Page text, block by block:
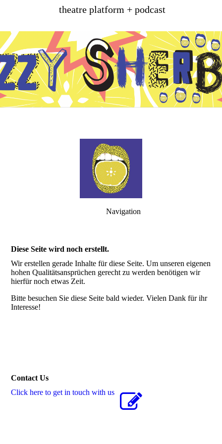
theatre platform + podcast
Navigation
Diese Seite wird noch erstellt.
Wir erstellen gerade Inhalte für diese Seite. Um unseren eigenen
hohen Qualitätsansprüchen gerecht zu werden benötigen wir
hierfür noch etwas Zeit.
Bitte besuchen Sie diese Seite bald wieder. Vielen Dank für ihr
Interesse!
Contact Us
Click here to get in touch with us